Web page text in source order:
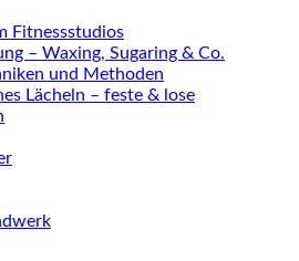
Fitnessstudios
– Waxing, Sugaring & Co.
und Methoden
Lächeln – feste & lose